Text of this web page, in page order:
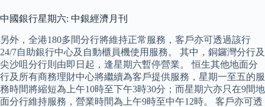
中國銀行星期六: 中銀經濟月刊
另外，全港180多間分行將維持正常服務，客戶亦可透過該行
24/7自助銀行中心及自動櫃員機使用服務。 其中，銅鑼灣分行及
尖沙咀分行則由即日起，逢星期六暫停營業。 恒生其他地面分
行及所有商務理財中心將繼續為客戶提供服務，星期一至五的服
務時間將縮短為上午10時至下午3時30分；而星期六亦只在9間地
面分行維持服務，營業時間為上午9時至中午12時。 客戶亦可透